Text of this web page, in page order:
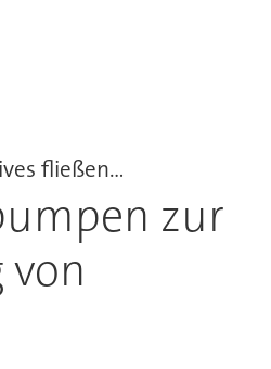
fließen...
zur
von